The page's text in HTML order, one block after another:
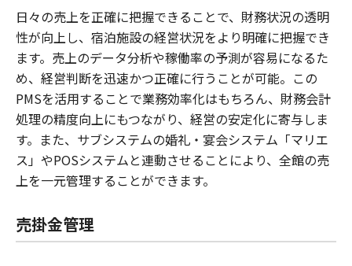
日々の売上を正確に把握できることで、財務状況の透明
性が向上し、宿泊施設の経営状況をより明確に把握でき
ます。売上のデータ分析や稼働率の予測が容易になるた
め、経営判断を迅速かつ正確に行うことが可能。この
PMSを活用することで業務効率化はもちろん、財務会計
処理の精度向上にもつながり、経営の安定化に寄与しま
す。また、サブシステムの婚礼・宴会システム「マリエ
ス」やPOSシステムと連動させることにより、全館の売
上を一元管理することができます。
売掛金管理